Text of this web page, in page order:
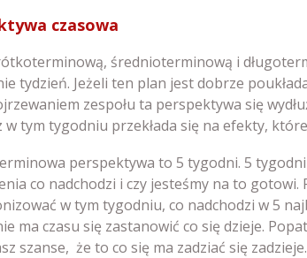
czasowa
średnioterminową i
tydzień. Jeżeli ten plan jest dobrze
zespołu ta perspektywa się
w tym tygodniu przekłada się na efekty,
perspektywa to 5 tygodni. 5
co nadchodzi i czy jesteśmy na to
w tym tygodniu, co nadchodzi w 5
ma czasu się zastanowić co się dzieje.
szanse, że to co się ma zadziać się zadzieje.